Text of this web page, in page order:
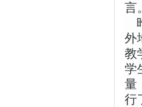
言
外
教
学
量
行